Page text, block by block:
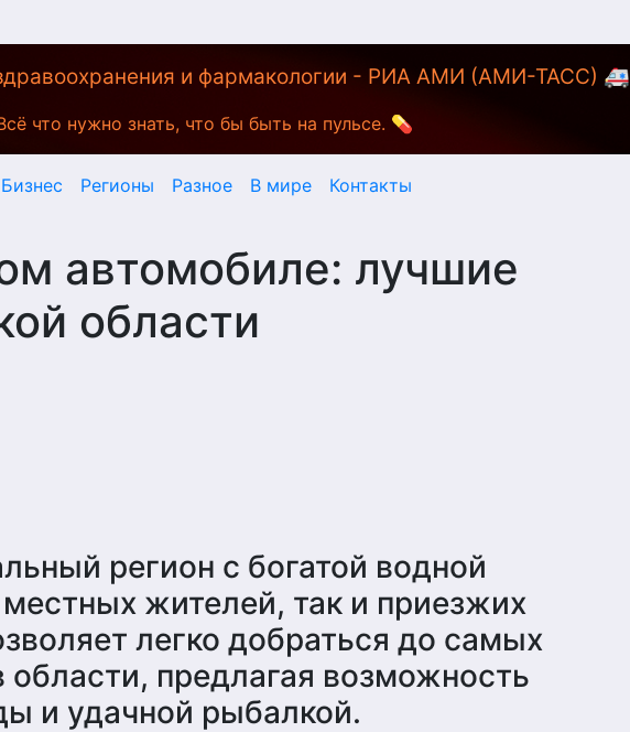
и фармакологии - РИА АМИ (АМИ-ТАСС) 🚑
что нужно знать, что бы быть на пульсе. 💊
Бизнес Регионы Разное В мире
Контакты
автомобиле: лучшие
области
регион с богатой водной
жителей, так и приезжих
легко добраться до самых
предлагая возможность
и удачной рыбалкой.